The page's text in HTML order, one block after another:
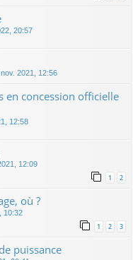
20:57
2021, 12:56
en concession officielle
12:58
12:09
1 2
où ?
10:32
1 2 3
puissance